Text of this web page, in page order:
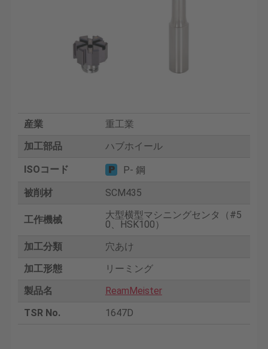
産業
重工業
加工部品
ハブホイール
ISOコード
P- 鋼
被削材
SCM435
工作機械
大型横型マシニングセンタ（#5
0、HSK100）
加工分類
穴あけ
加工形態
リーミング
製品名
ReamMeister
TSR No.
1647D